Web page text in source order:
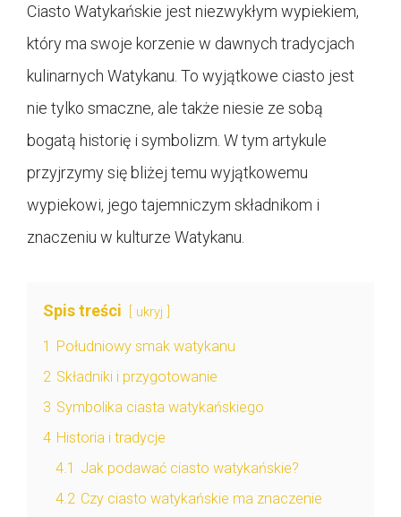
Ciasto Watykańskie jest niezwykłym wypiekiem,
który ma swoje korzenie w dawnych tradycjach
kulinarnych Watykanu. To wyjątkowe ciasto jest
nie tylko smaczne, ale także niesie ze sobą
bogatą historię i symbolizm. W tym artykule
przyjrzymy się bliżej temu wyjątkowemu
wypiekowi, jego tajemniczym składnikom i
znaczeniu w kulturze Watykanu.
Spis treści ukryj
1 Południowy smak watykanu
2 Składniki i przygotowanie
3 Symbolika ciasta watykańskiego
4 Historia i tradycje
4.1 Jak podawać ciasto watykańskie?
4.2 Czy ciasto watykańskie ma znaczenie